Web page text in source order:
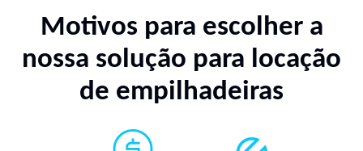
Motivos para escolher a
nossa solução para locação
de empilhadeiras